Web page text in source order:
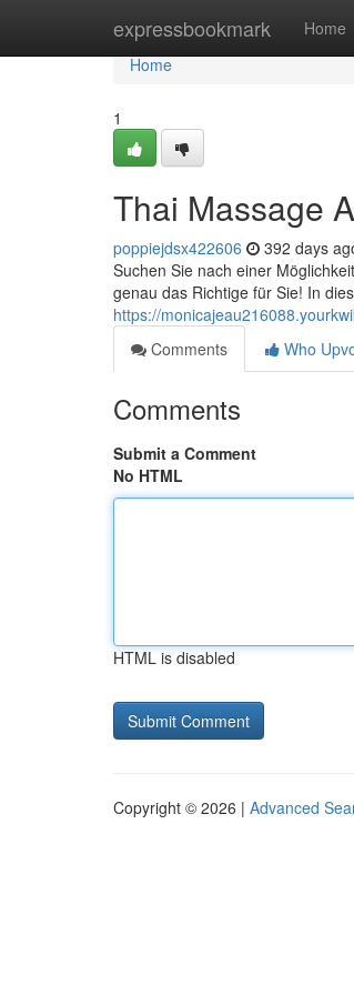
expressbookmark Home
Home
Home
1
Thai Massage
poppiejdsx422606 392 days
Suchen Sie nach einer
genau das Richtige für Sie! In
https://
Comments
Who
Comments
Submit a Comment
No HTML
HTML is disabled
Copyright © 2026 | Advanced